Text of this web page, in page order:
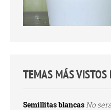
TEMAS MÁS VISTOS
Semillitas blancasNo